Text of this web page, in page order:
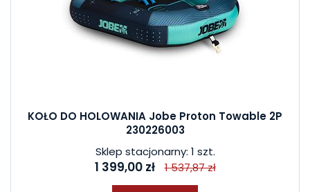
KOŁO DO HOLOWANIA Jobe Proton Towable 2P
230226003
Sklep stacjonarny: 1 szt.
1 399,00 zł 1 537,87 zł